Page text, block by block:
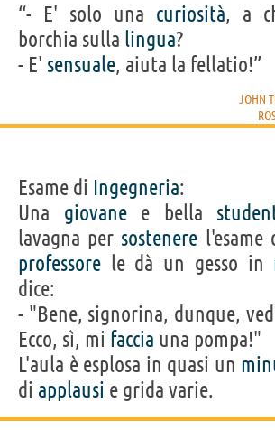
“- E' solo una curiosità, a
borchia sulla lingua?
- E' sensuale, aiuta la fellatio!”
JOHN
Esame di Ingegneria:
Una giovanee bella
lavagna per sostenere
professore le dà un gesso in
dice:
- "Bene, signorina, dunque,
Ecco, sì, mi faccia una pompa!"
L'aula è esplosa in quasi un
di applausi e grida varie.